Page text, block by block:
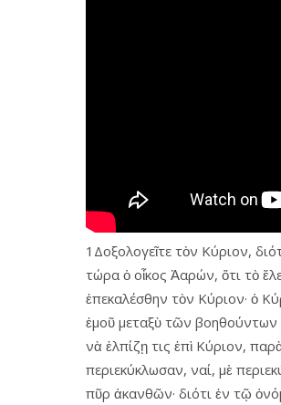
1Δοξολογεῖτε τὸν Κύριον,
τώρα ὁ οἶκος Ἀαρών, ὅτι τὸ
ἐπεκαλέσθην τὸν Κύριον· ὁ
ἐμοῦ μεταξὺ τῶν βοηθούντων
νὰ ἐλπίζῃ τις ἐπὶ Κύριον,
περιεκύκλωσαν, ναί, μὲ
πῦρ ἀκανθῶν· διότι ἐν τῷ